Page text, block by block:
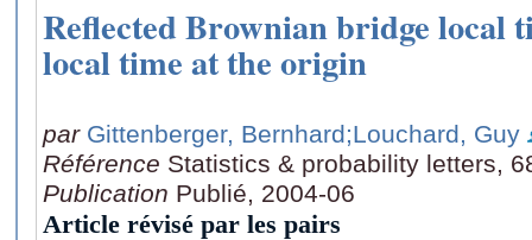
Reflected Brownian bridge local
local time at the origin
par Gittenberger, Bernhard;Louchard, Guy
Référence Statistics & probability letters,
Publication Publié, 2004-06
Article révisé par les pairs